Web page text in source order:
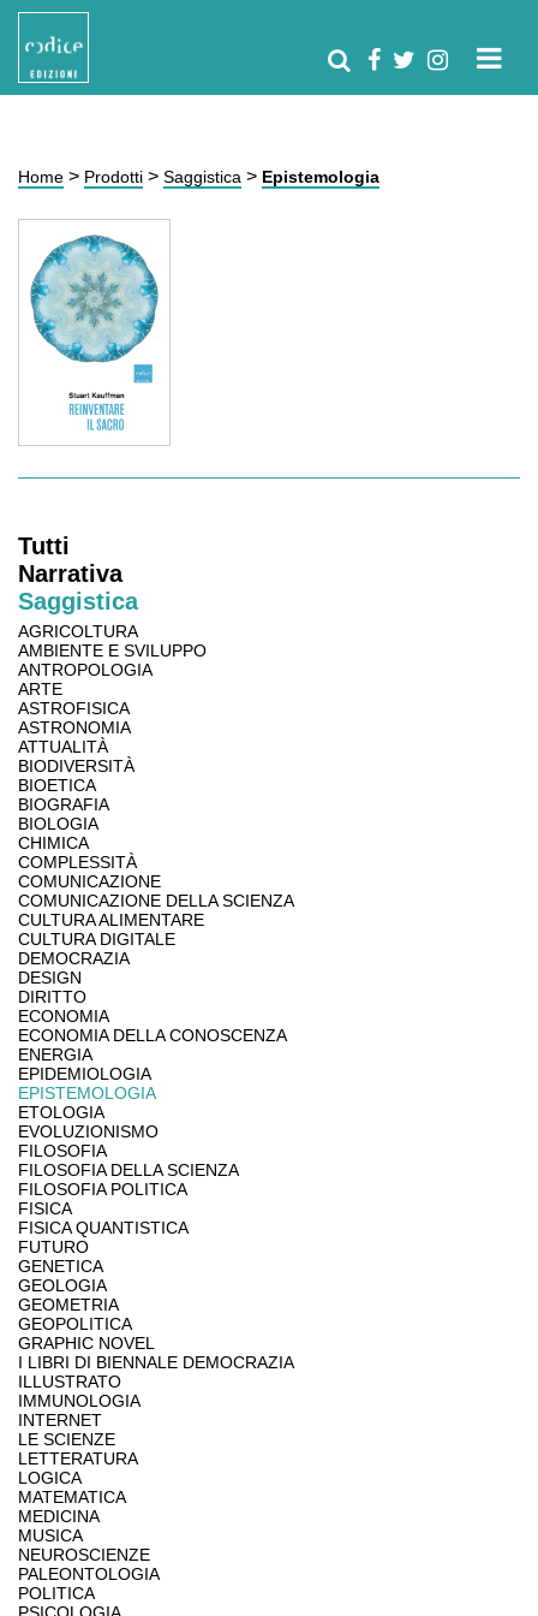
Home > Prodotti > Saggistica > Epistemologia
Tutti
Narrativa
Saggistica
AGRICOLTURA
AMBIENTE E SVILUPPO
ANTROPOLOGIA
ARTE
ASTROFISICA
ASTRONOMIA
ATTUALITÀ
BIODIVERSITÀ
BIOETICA
BIOGRAFIA
BIOLOGIA
CHIMICA
COMPLESSITÀ
COMUNICAZIONE
COMUNICAZIONE DELLA SCIENZA
CULTURA ALIMENTARE
CULTURA DIGITALE
DEMOCRAZIA
DESIGN
DIRITTO
ECONOMIA
ECONOMIA DELLA CONOSCENZA
ENERGIA
EPIDEMIOLOGIA
EPISTEMOLOGIA
ETOLOGIA
EVOLUZIONISMO
FILOSOFIA
FILOSOFIA DELLA SCIENZA
FILOSOFIA POLITICA
FISICA
FISICA QUANTISTICA
FUTURO
GENETICA
GEOLOGIA
GEOMETRIA
GEOPOLITICA
GRAPHIC NOVEL
I LIBRI DI BIENNALE DEMOCRAZIA
ILLUSTRATO
IMMUNOLOGIA
INTERNET
LE SCIENZE
LETTERATURA
LOGICA
MATEMATICA
MEDICINA
MUSICA
NEUROSCIENZE
PALEONTOLOGIA
POLITICA